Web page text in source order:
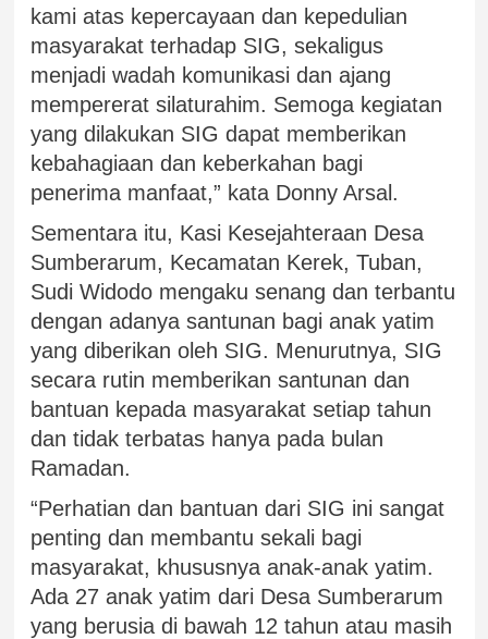
kami atas kepercayaan dan kepedulian
masyarakat terhadap SIG, sekaligus
menjadi wadah komunikasi dan ajang
mempererat silaturahim. Semoga kegiatan
yang dilakukan SIG dapat memberikan
kebahagiaan dan keberkahan bagi
penerima manfaat,” kata Donny Arsal.
Sementara itu, Kasi Kesejahteraan Desa
Sumberarum, Kecamatan Kerek, Tuban,
Sudi Widodo mengaku senang dan terbantu
dengan adanya santunan bagi anak yatim
yang diberikan oleh SIG. Menurutnya, SIG
secara rutin memberikan santunan dan
bantuan kepada masyarakat setiap tahun
dan tidak terbatas hanya pada bulan
Ramadan.
“Perhatian dan bantuan dari SIG ini sangat
penting dan membantu sekali bagi
masyarakat, khususnya anak-anak yatim.
Ada 27 anak yatim dari Desa Sumberarum
yang berusia di bawah 12 tahun atau masih